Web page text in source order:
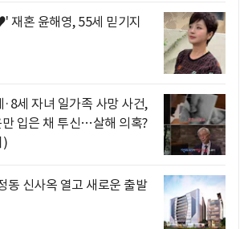
재혼 윤해영, 55세 믿기지
·8세 자녀 일가족 사망 사건,
만 입은 채 투신…살해 의혹?
)
동 신사옥 열고 새로운 출발